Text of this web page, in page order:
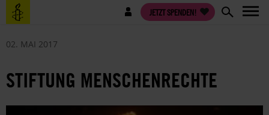
Direkt
zum
Benutzermenü JETZT SPENDEN!
02. MAI 2017
STIFTUNG MENSCHENRECHTE